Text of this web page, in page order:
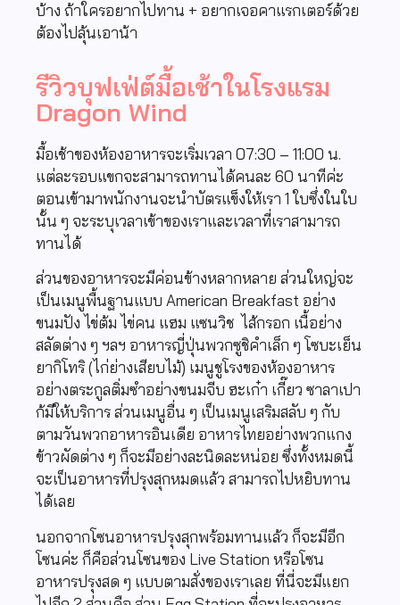
บ้าง ถ้าใครอยากไปทาน + อยากเจอคาแรกเตอร์ด้วย
ต้องไปลุ้นเอาน้า
รีวิวบุฟเฟ่ต์มื้อเช้าในโรงแรม
Dragon Wind
มื้อเช้าของห้องอาหารจะเริ่มเวลา 07:30 – 11:00 น.
แต่ละรอบแขกจะสามารถทานได้คนละ 60 นาทีค่ะ
ตอนเข้ามาพนักงานจะนำบัตรแข็งให้เรา 1 ใบซึ่งในใบ
นั้น ๆ จะระบุเวลาเข้าของเราและเวลาที่เราสามารถ
ทานได้
ส่วนของอาหารจะมีค่อนข้างหลากหลาย ส่วนใหญ่จะ
เป็นเมนูพื้นฐานแบบ American Breakfast อย่าง
ขนมปัง ไข่ต้ม ไข่คน แฮม แซนวิช ไส้กรอก เนื้อย่าง
สลัดต่าง ๆ ฯลฯ อาหารญี่ปุ่นพวกซูชิคำเล็ก ๆ โซบะเย็น
ยากิโทริ (ไก่ย่างเสียบไม้) เมนูชูโรงของห้องอาหาร
อย่างตระกูลติ่มซำอย่างขนมจีบ ฮะเก๋า เกี๊ยว ซาลาเปา
ก้มีให้บริการส่วนเมนูอื่น ๆ เป็นเมนูเสริมสลับ ๆ กับ
ตามวันพวกอาหารอินเดีย อาหารไทยอย่างพวกแกง
ข้าวผัดต่าง ๆ ก็จะมีอย่างละนิดละหน่อย ซึ่งทั้งหมดนี้
จะเป็นอาหารที่ปรุงสุกหมดแล้ว สามารถไปหยิบทาน
ได้เลย
นอกจากโซนอาหารปรุงสุกพร้อมทานแล้ว ก็จะมีอีก
โซนค่ะ ก็คือส่วนโซนของ Live Station หรือโซน
อาหารปรุงสด ๆ แบบตามสั่งของเราเลย ที่นี่จะมีแยก